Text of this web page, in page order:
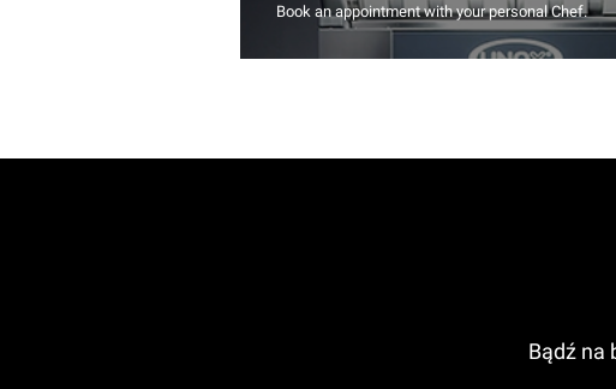
Book an appointment with your personal Chef.
Bądź na